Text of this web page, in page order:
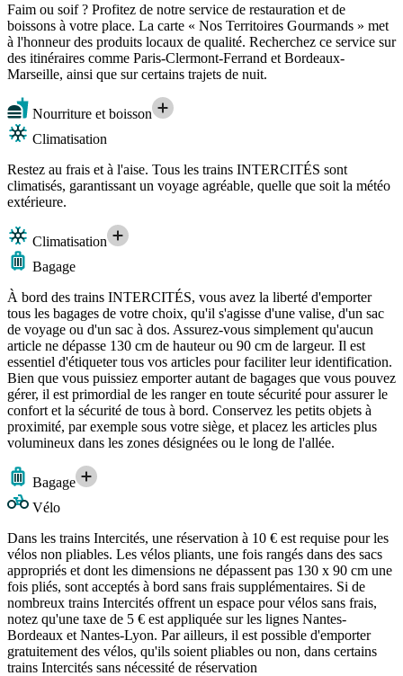
Faim ou soif ? Profitez de notre service de restauration et de
boissons à votre place. La carte « Nos Territoires Gourmands » met
à l'honneur des produits locaux de qualité. Recherchez ce service sur
des itinéraires comme Paris-Clermont-Ferrand et Bordeaux-
Marseille, ainsi que sur certains trajets de nuit.
Nourriture et boisson
Climatisation
Restez au frais et à l'aise. Tous les trains INTERCITÉS sont
climatisés, garantissant un voyage agréable, quelle que soit la météo
extérieure.
Climatisation
Bagage
À bord des trains INTERCITÉS, vous avez la liberté d'emporter
tous les bagages de votre choix, qu'il s'agisse d'une valise, d'un sac
de voyage ou d'un sac à dos. Assurez-vous simplement qu'aucun
article ne dépasse 130 cm de hauteur ou 90 cm de largeur. Il est
essentiel d'étiqueter tous vos articles pour faciliter leur identification.
Bien que vous puissiez emporter autant de bagages que vous pouvez
gérer, il est primordial de les ranger en toute sécurité pour assurer le
confort et la sécurité de tous à bord. Conservez les petits objets à
proximité, par exemple sous votre siège, et placez les articles plus
volumineux dans les zones désignées ou le long de l'allée.
Bagage
Vélo
Dans les trains Intercités, une réservation à 10 € est requise pour les
vélos non pliables. Les vélos pliants, une fois rangés dans des sacs
appropriés et dont les dimensions ne dépassent pas 130 x 90 cm une
fois pliés, sont acceptés à bord sans frais supplémentaires. Si de
nombreux trains Intercités offrent un espace pour vélos sans frais,
notez qu'une taxe de 5 € est appliquée sur les lignes Nantes-
Bordeaux et Nantes-Lyon. Par ailleurs, il est possible d'emporter
gratuitement des vélos, qu'ils soient pliables ou non, dans certains
trains Intercités sans nécessité de réservation